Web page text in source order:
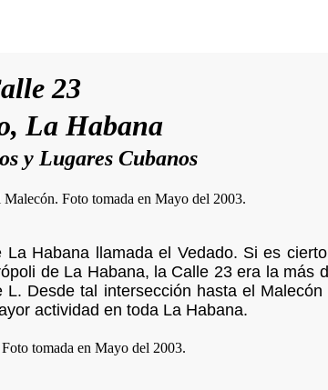
23
La Habana
y Lugares Cubanos
Habana llamada el Vedado. Si es
de La Habana, la Calle 23 era la más
Desde tal intersección hasta el
actividad en toda La Habana.